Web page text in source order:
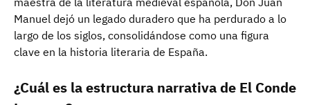
Manuel dejó un legado duradero que ha perdurado a lo
largo de los siglos, consolidándose como una figura
clave en la historia literaria de España.
¿Cuál es la estructura narrativa de El Conde